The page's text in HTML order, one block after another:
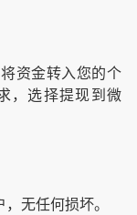
资金转入您的个
，选择提现到微
无任何损坏。